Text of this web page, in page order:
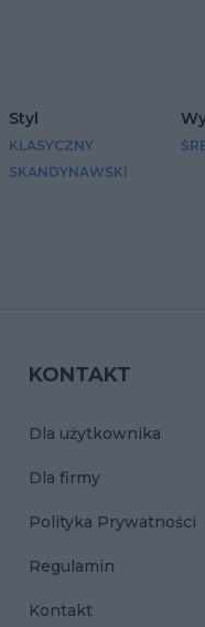
Styl
KLASYCZNY
SKANDYNAWSKI
KONTAKT
Dla użytkownika
Dla firmy
Polityka Prywatności
Regulamin
Kontakt